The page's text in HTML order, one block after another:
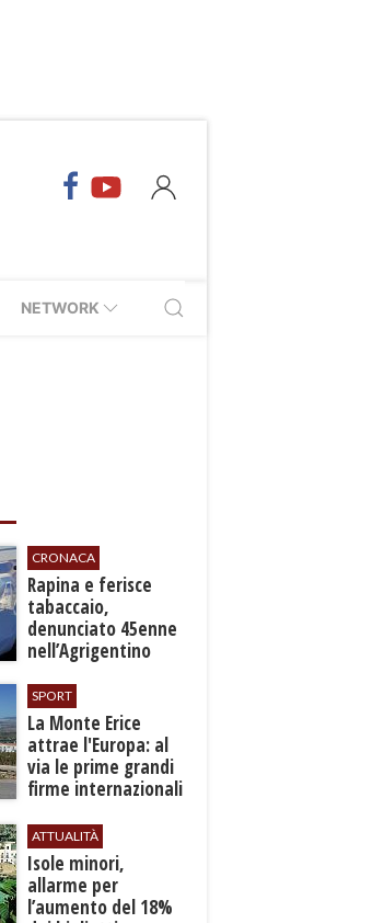
NETWORK
CRONACA
​Rapina e ferisce
tabaccaio,
denunciato 45enne
nell’Agrigentino
SPORT
La Monte Erice
attrae l'Europa: al
via le prime grandi
firme internazionali
ATTUALITÀ
Isole minori,
allarme per
l’aumento del 18%